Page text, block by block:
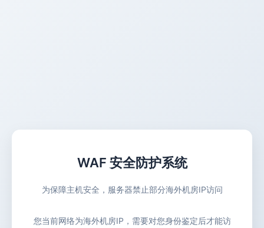
WAF 安全防护系统
为保障主机安全，服务器禁止部分海外机房IP访问
您当前网络为海外机房IP，需要对您身份鉴定后才能访